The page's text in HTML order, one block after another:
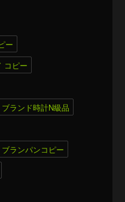
ー
コピー
ブランド時計N級品
ブランパンコピー